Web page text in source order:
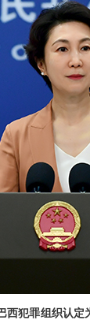
西犯罪组织认